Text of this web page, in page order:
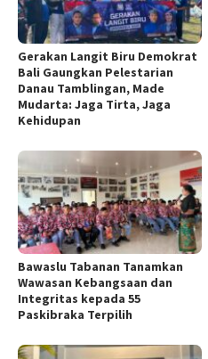
Gerakan Langit Biru Demokrat
Bali Gaungkan Pelestarian
Danau Tamblingan, Made
Mudarta: Jaga Tirta, Jaga
Kehidupan
Bawaslu Tabanan Tanamkan
Wawasan Kebangsaan dan
Integritas kepada 55
Paskibraka Terpilih